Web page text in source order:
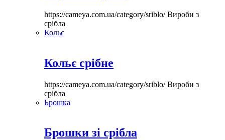
https://cameya.com.ua/category/sriblo/Вироби з
срібла
Кольє
Кольє срібне
https://cameya.com.ua/category/sriblo/Вироби з
срібла
Брошка
Брошки зі срібла